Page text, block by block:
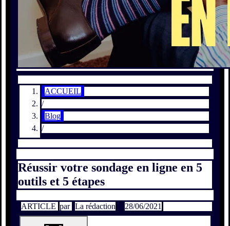
ACCUEIL
/
Blog
/
Réussir votre sondage en ligne en 5
outils et 5 étapes
ARTICLE par La rédaction 28/06/2021